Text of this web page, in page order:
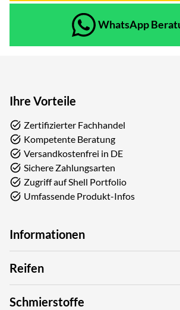
WhatsApp
Ihre Vorteile
Zertifizierter Fachhandel
Kompetente Beratung
Versandkostenfrei in DE
Sichere Zahlungsarten
Zugriff auf Shell Portfolio
Umfassende Produkt-Infos
Informationen
Reifen
Schmierstoffe